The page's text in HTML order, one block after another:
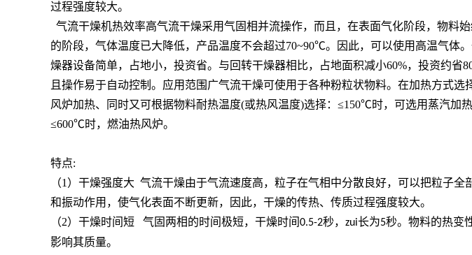
过程强度较大。
气流干燥机热效率高气流干燥采用气固相并流操作，而且，在表面气化阶段，物
的阶段，气体温度已大降低，产品温度不会超过70~90℃。因此，可以使用高温气体
燥器设备简单，占地小，投资省。与回转干燥器相比，占地面积减小60%，投资约
且操作易于自动控制。应用范围广气流干燥可使用于各种粉粒状物料。在加热方式
风炉加热、同时又可根据物料耐热温度(或热风温度)选择：≤150℃时，可选用蒸汽
≤600℃时，燃油热风炉。
特点:
（1）干燥强度大 气流干燥由于气流速度高，粒子在气相中分散良好，可以把粒子
和振动作用，使气化表面不断更新，因此，干燥的传热、传质过程强度较大。
（2）干燥时间短 气固两相的时间极短，干燥时间0.5-2秒， zui长为5秒。物料的热变
影响其质量。